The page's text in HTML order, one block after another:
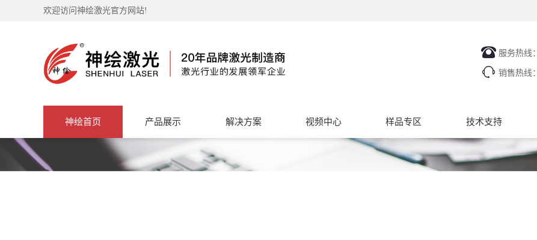
欢迎访问神绘激光官方网站!
服务热线：
销售热线：
神绘首页 产品展示 解决方案 视频中心 样品专区 技术支持